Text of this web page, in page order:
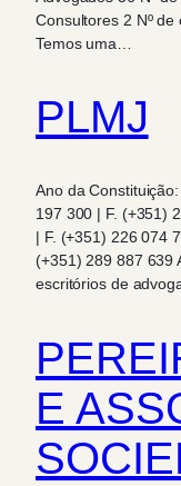
Consultores 2 Nº
Temos uma…
PLMJ
Ano da
197 300 | F. (+351)
| F. (+351) 226 074
(+351) 289 887 639
escritórios de
E